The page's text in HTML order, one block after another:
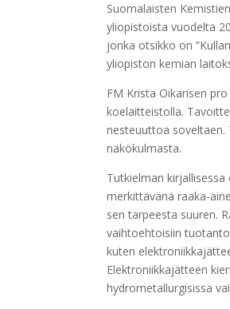
Suomalaisten
yliopistoista vuodelta
jonka otsikko on
yliopiston kemian
FM Krista Oikarisen
koelaitteistolla.
nesteuuttoa
näkökulmasta.
Tutkielman
merkittävänä raaka-
sen tarpeesta suuren.
vaihtoehtoisiin
kuten
Elektroniikkajätteen
hydrometallurgisissa